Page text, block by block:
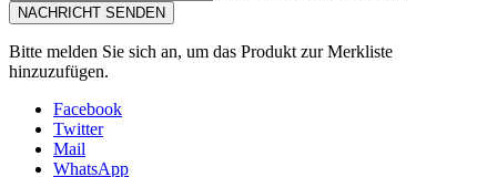
NACHRICHT SENDEN
Bitte melden Sie sich an, um das Produkt zur Merkliste
hinzuzufügen.
Facebook
Twitter
Mail
WhatsApp